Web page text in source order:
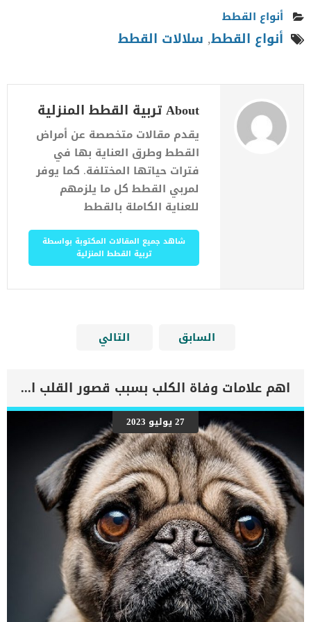
أنواع القطط
أنواع القطط, سلالات القطط
About تربية القطط المنزلية
يقدم مقالات متخصصة عن أمراض
القطط وطرق العناية بها في
فترات حياتها المختلفة. كما يوفر
لمربي القطط كل ما يلزمهم
للعناية الكاملة بالقطط
شاهد جميع المقالات المكتوبة بواسطة
تربية القطط المنزلية
السابق التالي
اهم علامات وفاة الكلب بسبب قصور القلب الاحتقانى
27 يوليو 2023